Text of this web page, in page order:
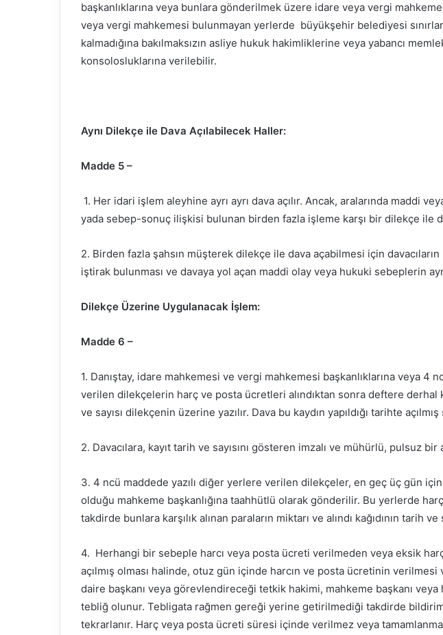
başkanlıklarına veya bunlara gönderilmek üzere idare veya vergi
veya vergi mahkemesi bulunmayan yerlerde büyükşehir belediyesi
kalmadığına bakılmaksızın asliye hukuk hakimliklerine veya yabancı
konsolosluklarına verilebilir.
Aynı Dilekçe ile Dava Açılabilecek Haller:
Madde 5 –
1. Her idari işlem aleyhine ayrı ayrı dava açılır. Ancak, aralarında maddi
yada sebep-sonuç ilişkisi bulunan birden fazla işleme karşı bir dilekçe ile
2. Birden fazla şahsın müşterek dilekçe ile dava açabilmesi için
iştirak bulunması ve davaya yol açan maddi olay veya hukuki sebeplerin
Dilekçe Üzerine Uygulanacak İşlem:
Madde 6 –
1. Danıştay, idare mahkemesi ve vergi mahkemesi başkanlıklarına veya 4
verilen dilekçelerin harç ve posta ücretleri alındıktan sonra deftere derhal
ve sayısı dilekçenin üzerine yazılır. Dava bu kaydın yapıldığı tarihte açılmış
2. Davacılara, kayıt tarih ve sayısını gösteren imzalı ve mühürlü, pulsuz bir
3. 4 ncü maddede yazılı diğer yerlere verilen dilekçeler, en geç üç gün
olduğu mahkeme başkanlığına taahhütlü olarak gönderilir. Bu yerlerde harç
takdirde bunlara karşılık alınan paraların miktarı ve alındı kağıdının tarih ve
4. Herhangi bir sebeple harcı veya posta ücreti verilmeden veya eksik
açılmış olması halinde, otuz gün içinde harcın ve posta ücretinin verilmesi
daire başkanı veya görevlendireceği tetkik hakimi, mahkeme başkanı veya
tebliğ olunur. Tebligata rağmen gereği yerine getirilmediği takdirde
tekrarlanır. Harç veya posta ücreti süresi içinde verilmez veya